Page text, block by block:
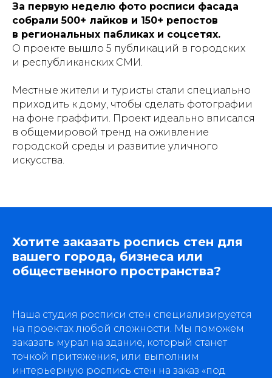
За первую неделю фото росписи фасада
собрали500+ лайков и 150+ репостов
в региональных пабликах и соцсетях.
О проекте вышло 5 публикаций в городских
и республиканских СМИ.
Местные жители и туристы стали специально
приходить к дому, чтобы сделать фотографии
на фоне граффити. Проект идеально вписался
в общемировой тренд на оживление
городской среды и развитие уличного
искусства.
Хотите заказать роспись стен для
вашего города, бизнеса или
общественного пространства?
Наша студия росписи стен специализируется
на проектах любой сложности. Мы поможем
заказать мурал на здание, который станет
точкой притяжения, или выполним
интерьерную роспись стен на заказ «под
Масштабные проекты
для государства и бизнеса
Навигация
О компании
Портфолио
Услуги
Политика конфиденциальности
Вакансии
© 2026 Dislav. Все права защищены